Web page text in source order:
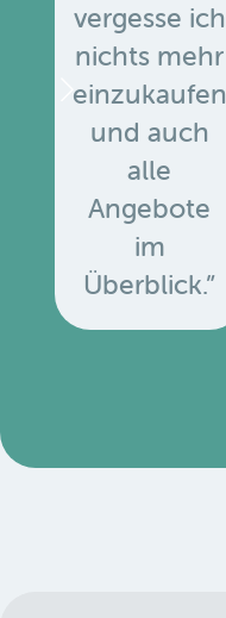
vergesse ich
nichts mehr
einzukaufen
und auch
alle
Angebote
im
Überblick.”